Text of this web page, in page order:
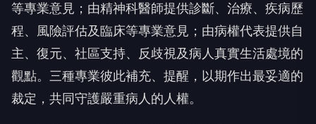
等專業意見；由精神科醫師提供診斷、治療、疾病歷
程、風險評估及臨床等專業意見；由病權代表提供自
主、復元、社區支持、反歧視及病人真實生活處境的
觀點。三種專業彼此補充、提醒，以期作出最妥適的
裁定，共同守護嚴重病人的人權。